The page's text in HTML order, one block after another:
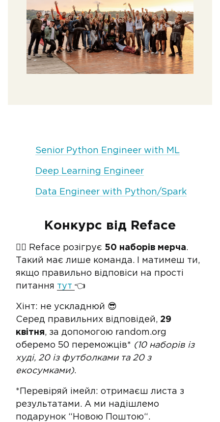
Senior Python Engineer with ML
Deep Learning Engineer
Data Engineer with Python/Spark
Конкурс від Reface
🏴‍☠️ Reface розігрує 50 наборів мерча.
Такий має лише команда. І матимеш ти,
якщо правильно відповіси на прості
питання тут 👈
Хінт: не ускладнюй 😎
Серед правильних відповідей, 29
квітня, за допомогою random.org
оберемо 50 переможців* (10 наборів із
худі, 20 із футболками та 20 з
екосумками).
*Перевіряй імейл: отримаєш листа з
результатами. А ми надішлемо
подарунок “Новою Поштою“.